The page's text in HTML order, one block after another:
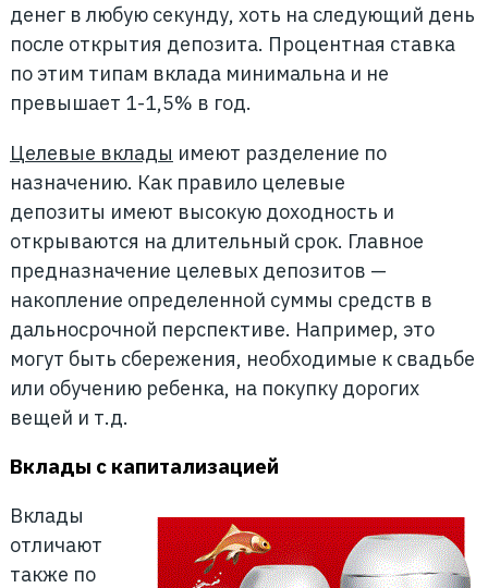
денег в любую секунду, хоть на следующий день
после открытия депозита. Процентная ставка
по этим типам вклада минимальна и не
превышает 1-1,5% в год.
Целевые вклады имеют разделение по
назначению. Как правило целевые
депозиты имеют высокую доходность и
открываются на длительный срок. Главное
предназначение целевых депозитов —
накопление определенной суммы средств в
дальносрочной перспективе. Например, это
могут быть сбережения, необходимые к свадьбе
или обучению ребенка, на покупку дорогих
вещей и т.д.
Вклады с капитализацией
Вклады
отличают
также по